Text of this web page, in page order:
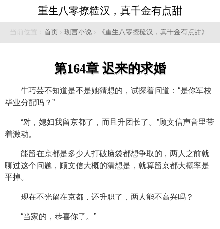
重生八零撩糙汉，真千金有点甜
当前位置： 首页 › 现言小说 › 《重生八零撩糙汉，真千金有点甜》
第164章 迟来的求婚
牛巧芸不知道是不是她猜想的，试探着问道：“是你军校
毕业分配吗？”
“对，媳妇我留京都了，而且升团长了。”顾文信声音里带
着激动。
能留在京都是多少人打破脑袋都想争取的，两人之前就
聊过这个问题，顾文信大概的猜想是，就算留京都大概率是
平掉。
现在不光留在京都，还升职了，两人能不高兴吗？
“当家的，恭喜你了。”